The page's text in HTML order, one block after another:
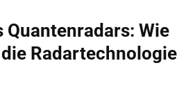
Quantenradars: Wie
Radartechnologie